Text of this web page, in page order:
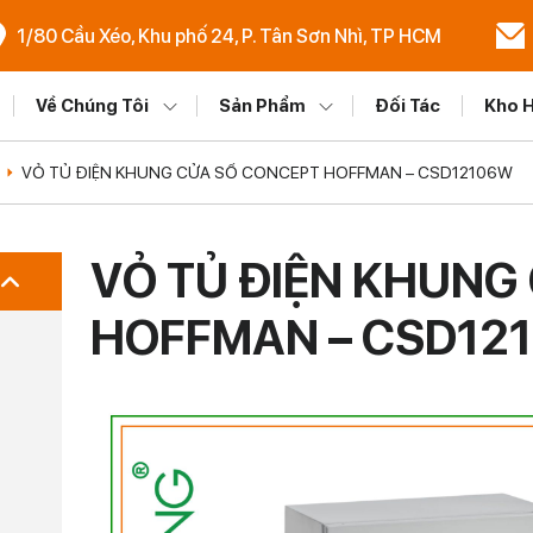
1/80 Cầu Xéo, Khu phố 24, P. Tân Sơn Nhì, TP HCM
Về Chúng Tôi Sản Phẩm Đối Tác Kho
VỎ TỦ ĐIỆN KHUNG CỬA SỔ CONCEPT HOFFMAN – CSD12106W
VỎ TỦ ĐIỆN
HOFFMAN –